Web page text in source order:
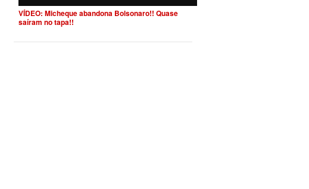
VÍDEO: Micheque abandona Bolsonaro!! Quase
saíram no tapa!!